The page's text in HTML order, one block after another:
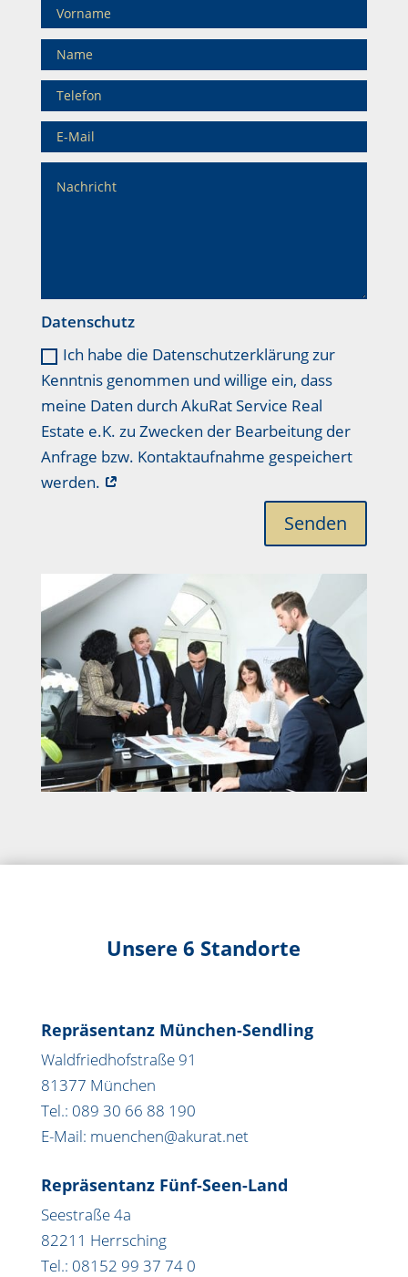
Datenschutz
Ich habe die Datenschutzerklärung zur
Kenntnis genommen und willige ein, dass
meine Daten durch AkuRat Service Real
Estate e.K. zu Zwecken der Bearbeitung der
Anfrage bzw. Kontaktaufnahme gespeichert
werden.
Senden
Unsere 6 Standorte
Repräsentanz München-Sendling
Waldfriedhofstraße 91
81377 München
Tel.: 089 30 66 88 190
E-Mail: muenchen@akurat.net
Repräsentanz Fünf-Seen-Land
Seestraße 4a
82211 Herrsching
Tel.: 08152 99 37 74 0